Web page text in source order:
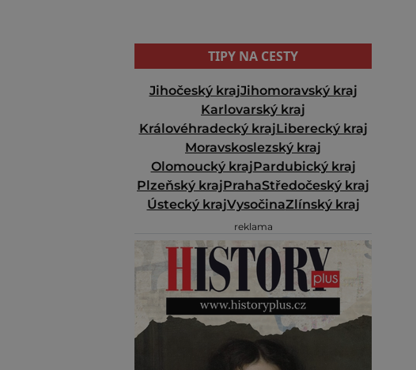
TIPY NA CESTY
Jihočeský krajJihomoravský kraj
Karlovarský kraj
Královéhradecký krajLiberecký kraj
Moravskoslezský kraj
Olomoucký krajPardubický kraj
Plzeňský krajPrahaStředočeský kraj
Ústecký krajVysočinaZlínský kraj
reklama